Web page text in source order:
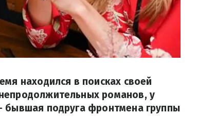
находился в поисках своей
романов, у
бывшая подруга фронтмена группы